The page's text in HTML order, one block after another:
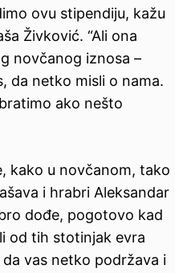
ovu stipendiju, kažu
Živković. “Ali ona
novčanog iznosa –
da netko misli o nama.
ako nešto
kako u novčanom, tako
i hrabri Aleksandar
dođe, pogotovo kad
od tih stotinjak evra
vas netko podržava i